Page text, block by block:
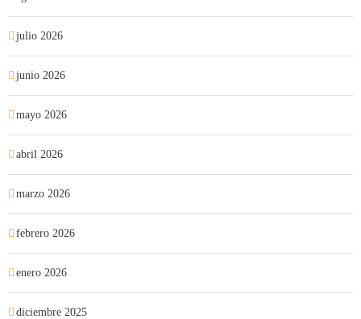
julio 2026
junio 2026
mayo 2026
abril 2026
marzo 2026
febrero 2026
enero 2026
diciembre 2025